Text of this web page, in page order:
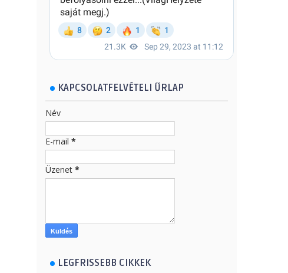
KAPCSOLATFELVÉTELI ŰRLAP
Név
E-mail *
Üzenet *
LEGFRISSEBB CIKKEK